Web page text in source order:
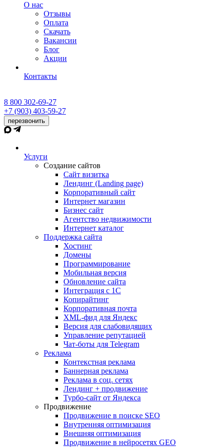
О нас
Отзывы
Оплата
Скачать
Вакансии
Блог
Акции
Контакты
8 800 302-69-27
+7 (903) 403-59-27
перезвонить
Услуги
Создание сайтов
Сайт визитка
Лендинг (Landing page)
Корпоративный сайт
Интернет магазин
Бизнес сайт
Агентство недвижимости
Интернет каталог
Поддержка сайта
Хостинг
Домены
Программирование
Мобильная версия
Обновление сайта
Интеграция с 1С
Копирайтинг
Корпоративная почта
XML-фид для Яндекс
Версия для слабовидящих
Управление репутацией
Чат-боты для Telegram
Реклама
Контекстная реклама
Баннерная реклама
Реклама в соц. сетях
Лендинг + продвижение
Турбо-сайт от Яндекса
Продвижение
Продвижение в поиске SEO
Внутренняя оптимизация
Внешняя оптимизация
Продвижение в нейросетях GEO